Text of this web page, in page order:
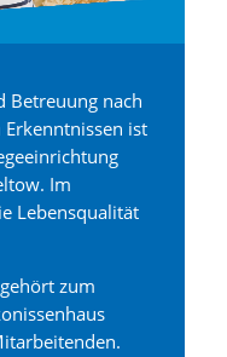
Betreuung nach
ist
Im
Lebensqualität
zum